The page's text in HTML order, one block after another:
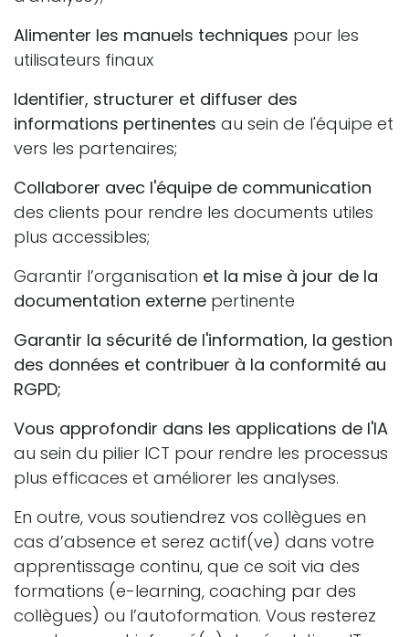
Alimenter les manuels techniques pour les
utilisateurs finaux
Identifier, structurer et diffuser des
informations pertinentes au sein de l'équipe et
vers les partenaires;
Collaborer avec l'équipe de communication
des clients pour rendre les documents utiles
plus accessibles;
Garantir l’organisation et la mise à jour de la
documentation externe pertinente
Garantir la sécurité de l'information, la gestion
des données et contribuer à la conformité au
RGPD;
Vous approfondir dans les applications de l'IA
au sein du pilier ICT pour rendre les processus
plus efficaces et améliorer les analyses.
En outre, vous soutiendrez vos collègues en
cas d’absence et serez actif(ve) dans votre
apprentissage continu, que ce soit via des
formations (e-learning, coaching par des
collègues) ou l’autoformation. Vous resterez